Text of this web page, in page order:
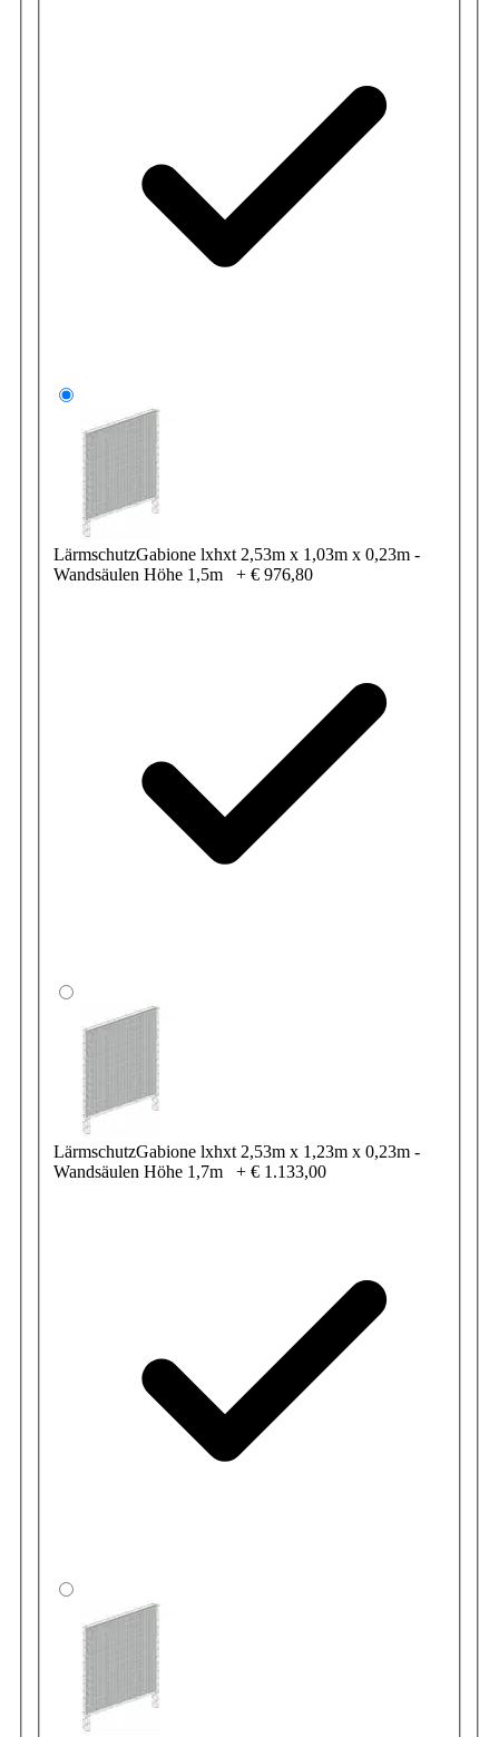
LärmschutzGabione lxhxt 2,53m x 1,03m x 0,23m -
Wandsäulen Höhe 1,5m
+ € 976,80
LärmschutzGabione lxhxt 2,53m x 1,23m x 0,23m -
Wandsäulen Höhe 1,7m
+ € 1.133,00